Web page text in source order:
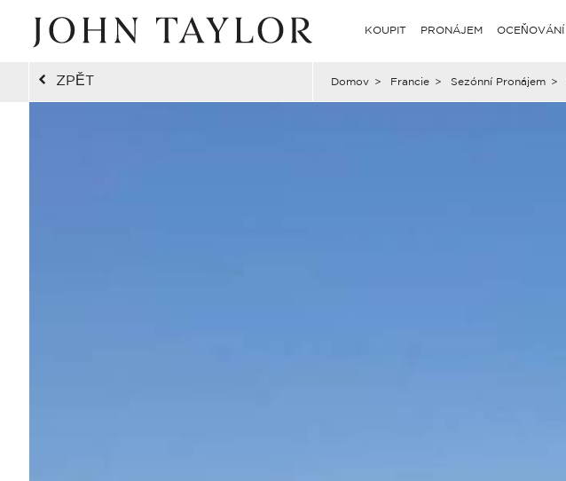
KOUPIT PRONÁJEM OCEŇOVÁNÍ
ZPĚT Domov > Francie > Sezónní Pronájem >